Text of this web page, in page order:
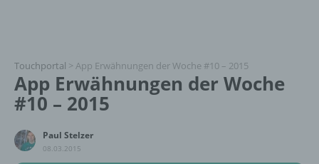
Touchportal > App Erwähnungen der Woche #10 – 2015
App Erwähnungen der Woche
#10 – 2015
Paul Stelzer
08.03.2015